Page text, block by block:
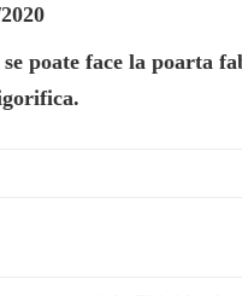
se poate face la poarta